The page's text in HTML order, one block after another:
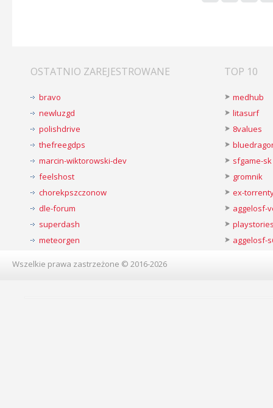
OSTATNIO ZAREJESTROWANE
bravo
newluzgd
polishdrive
thefreegdps
marcin-wiktorowski-dev
feelshost
chorekpszczonow
dle-forum
superdash
meteorgen
TOP 10
medhub
litasurf
8values
sfgame-sk
gromnik
ex-
aggelosf-
aggelosf-
Wszelkie prawa zastrzeżone © 2016-2026